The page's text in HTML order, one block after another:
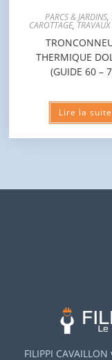
PARCS & JARDINS,
CAROTTAGE,
THERMIQUE
(GUIDE 60 –
Lire la suite
FILIPPI